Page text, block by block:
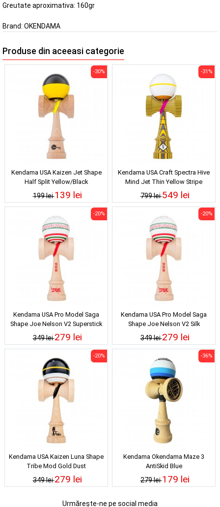
Greutate aproximativa: 160gr
Brand: OKENDAMA
Produse din aceeasi categorie
Kendama USA Kaizen Jet Shape
Half Split Yellow/Black
199 lei
-30%
139 lei
Kendama USA Craft Spectra Hive
Mind Jet Thin Yellow Stripe
799 lei
-31%
549 lei
Kendama USA Pro Model Saga
Shape Joe Nelson V2 Superstick
349 lei
-20%
279 lei
Kendama USA Pro Model Saga
Shape Joe Nelson V2 Silk
349 lei
-20%
279 lei
Kendama USA Kaizen Luna Shape
Tribe Mod Gold Dust
349 lei
-20%
279 lei
Kendama Okendama Maze 3
AntiSkid Blue
279 lei
-36%
179 lei
Urmărește-ne pe social media